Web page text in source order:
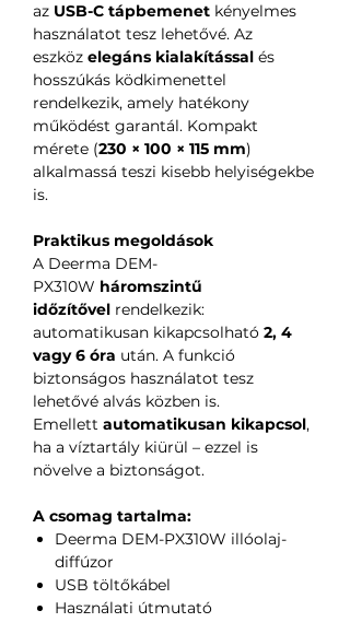
az USB-C tápbemenet kényelmes
használatot tesz lehetővé. Az
eszköz elegáns kialakítással és
hosszúkás ködkimenettel
rendelkezik, amely hatékony
működést garantál. Kompakt
mérete (230 × 100 × 115 mm)
alkalmassá teszi kisebb helyiségekbe
is.
Praktikus megoldások
A Deerma DEM-
PX310W háromszintű
időzítővel rendelkezik:
automatikusan kikapcsolható 2, 4
vagy 6 óra után. A funkció
biztonságos használatot tesz
lehetővé alvás közben is.
Emellett automatikusan kikapcsol,
ha a víztartály kiürül – ezzel is
növelve a biztonságot.
A csomag tartalma:
Deerma DEM-PX310W illóolaj-
diffúzor
USB töltőkábel
Használati útmutató